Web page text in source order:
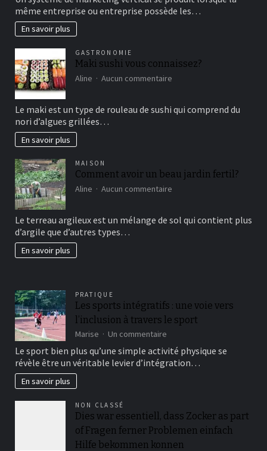
fonctionne
le
même entreprise ou entreprise possède les…
En savoir plus
GASTRONOMIE
Maki sushi vous connaissez?
Aline Aucun commentaire
vous
Le maki est un type de rouleau de sushi qui comprend du
nori d’algues grillées…
En savoir plus
MAISON
Comment avoir un beau jardin fertil?
Aline Aucun commentaire
un
Le terreau argileux est un mélange de sol qui contient plus
d’argile que d’autres types…
En savoir plus
PRATIQUE
Les sports intégratifs : une voie vers
l’inclusion à travers le sport
Marise Un commentaire
Les
sports
intégratifs
l’inclusion
à
travers
Le sport bien plus qu’une simple activité physique se
révèle être un véritable levier d’intégration…
En savoir plus
NON CLASSÉ
Dies war essentiell, dass Zocker as part
of Fragen ferner Problemen einfach
Hilfe bekommen konnen